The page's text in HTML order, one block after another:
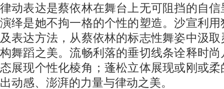
律动表达是蔡依林在舞台上无可阻挡的自
演绎是她不拘一格的个性的塑造。沙宣利
及表达方法，从蔡依林的标志性舞姿中汲
构舞蹈之美。流畅利落的垂切线条诠释时
态展现个性化棱角；蓬松立体展现或刚或
出动感、澎湃的力量与律动之美。